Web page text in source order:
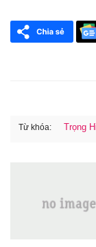
Từ khóa: Trọng